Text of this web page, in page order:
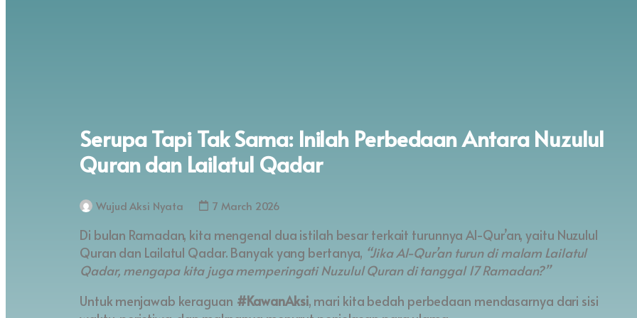
Serupa Tapi Tak Sama: Inilah Perbedaan Antara Nuzulul
Quran dan Lailatul Qadar
Wujud Aksi Nyata 7 March 2026
Di bulan Ramadan, kita mengenal dua istilah besar terkait turunnya Al-Qur’an, yaitu Nuzulul
Quran dan Lailatul Qadar. Banyak yang bertanya, “Jika Al-Qur’an turun di malam Lailatul
Qadar, mengapa kita juga memperingati Nuzulul Quran di tanggal 17 Ramadan?”
Untuk menjawab keraguan #KawanAksi, mari kita bedah perbedaan mendasarnya dari sisi